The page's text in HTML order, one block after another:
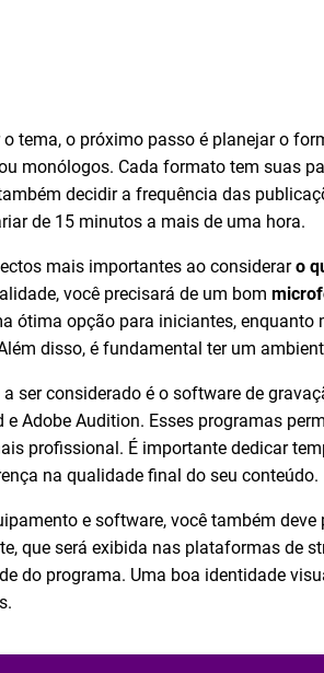
tema, o próximo passo é planejar o
monólogos. Cada formato tem suas
decidir a frequência das
de 15 minutos a mais de uma hora.
mais importantes ao consideraro
você precisará de um bom
ótima opção para iniciantes,
disso, é fundamental ter um
ser considerado é o software de
e Adobe Audition. Esses programas
profissional. É importante dedicar
na qualidade final do seu conteúdo.
e software, você também deve
que será exibida nas plataformas de
do programa. Uma boa identidade